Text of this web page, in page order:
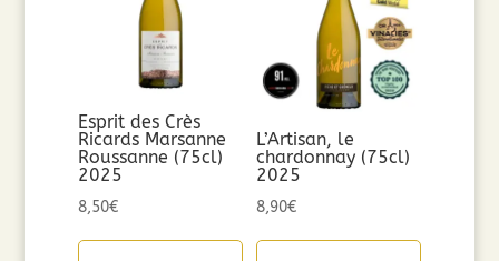
Esprit des Crès
Ricards Marsanne
Roussanne (75cl)
2025
8,50€
L’Artisan, le
chardonnay (75cl)
2025
8,90€